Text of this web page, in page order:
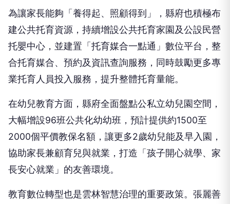
為讓家長能夠「養得起、照顧得到」，縣府也積極布
建公共托育資源，持續增設公共托育家園及公設民營
托嬰中心，並建置「托育媒合一點通」數位平台，整
合托育媒合、預約及資訊查詢服務，同時鼓勵更多專
業托育人員投入服務，提升整體托育量能。
在幼兒教育方面，縣府全面盤點公私立幼兒園空間，
大幅增設96班公共化幼幼班，預計提供約1500至
2000個平價教保名額，讓更多2歲幼兒能及早入園，
協助家長兼顧育兒與就業，打造「孩子開心就學、家
長安心就業」的友善環境。
教育數位轉型也是雲林智慧治理的重要政策。張麗善